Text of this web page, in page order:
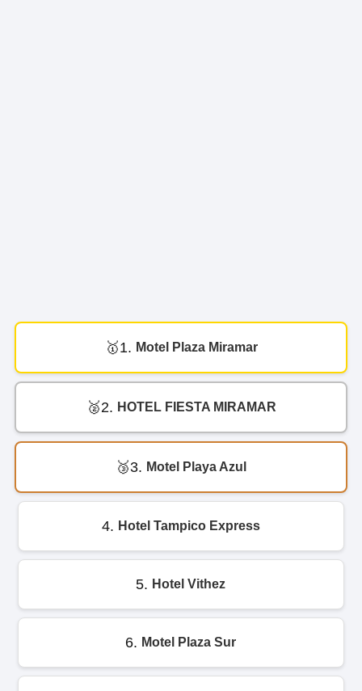
1. Motel Plaza Miramar
2. HOTEL FIESTA MIRAMAR
3. Motel Playa Azul
4. Hotel Tampico Express
5. Hotel Vithez
6. Motel Plaza Sur